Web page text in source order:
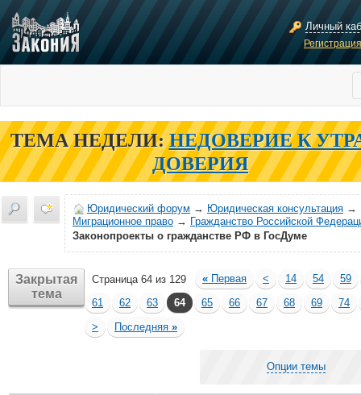
Личный
ТЕМА НЕДЕЛИ: НЕДОВЕРИЕ К
ДОВЕРИЯ
Юридический форум → Юридическая консультация →
Миграционное право → Гражданство Российской
Законопроекты о гражданстве РФ в ГосДуме
Закрытая
тема
Страница 64 из 129 « Первая < 14 54
59
61
62 63 64 65 66 67 68 69
74
>
Последняя »
Опции темы